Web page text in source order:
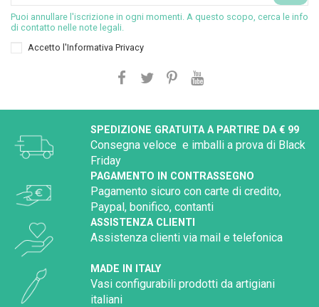
Puoi annullare l'iscrizione in ogni momenti. A questo scopo, cerca le info
di contatto nelle note legali.
Accetto l'Informativa Privacy
SPEDIZIONE GRATUITA A PARTIRE DA € 99
Consegna veloce e imballi a prova di Black
Friday
PAGAMENTO IN CONTRASSEGNO
Pagamento sicuro con carte di credito,
Paypal, bonifico, contanti
ASSISTENZA CLIENTI
Assistenza clienti via mail e telefonica
MADE IN ITALY
Vasi configurabili prodotti da artigiani
italiani